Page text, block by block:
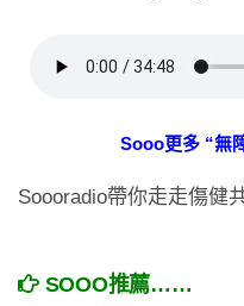
Sooo更多 “無
Soooradio帶你走走傷健
SOOO推薦……